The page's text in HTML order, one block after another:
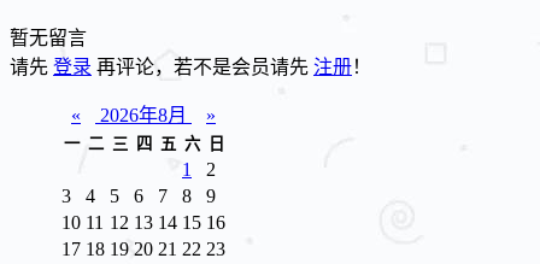
暂无留言
请先 登录 再评论，若不是会员请先 注册！
« 2026年8月 »
一 二 三 四 五 六 日
1
2
3
4 5 6 7 8
9
10 11 12 13 14 15 16
17 18 19 20 21 22 23